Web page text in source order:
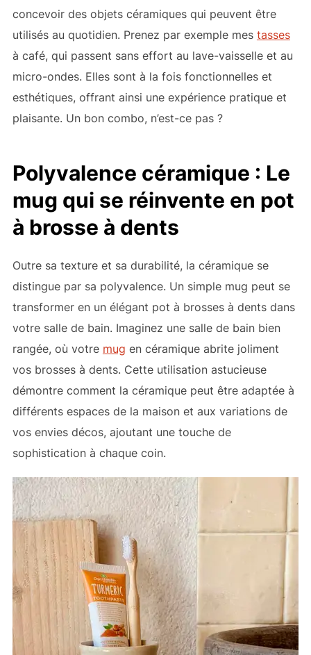
concevoir des objets céramiques qui peuvent être
utilisés au quotidien. Prenez par exemple mes tasses
à café, qui passent sans effort au lave-vaisselle et au
micro-ondes. Elles sont à la fois fonctionnelles et
esthétiques, offrant ainsi une expérience pratique et
plaisante. Un bon combo, n’est-ce pas ?
Polyvalence céramique : Le
mug qui se réinvente en pot
à brosse à dents
Outre sa texture et sa durabilité, la céramique se
distingue par sa polyvalence. Un simple mug peut se
transformer en un élégant pot à brosses à dents dans
votre salle de bain. Imaginez une salle de bain bien
rangée, où votre mug en céramique abrite joliment
vos brosses à dents. Cette utilisation astucieuse
démontre comment la céramique peut être adaptée à
différents espaces de la maison et aux variations de
vos envies décos, ajoutant une touche de
sophistication à chaque coin.